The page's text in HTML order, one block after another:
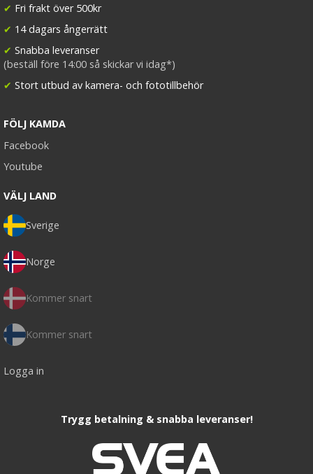
✔ Fri frakt över 500kr
✔ 14 dagars ångerrätt
✔ Snabba leveranser
(beställ före 14:00 så skickar vi idag*)
✔ Stort utbud av kamera- och fototillbehör
FÖLJ KAMDA
Facebook
Youtube
VÄLJ LAND
Sverige
Norge
Kommer snart
Kommer snart
Logga in
Trygg betalning & snabba leveranser!